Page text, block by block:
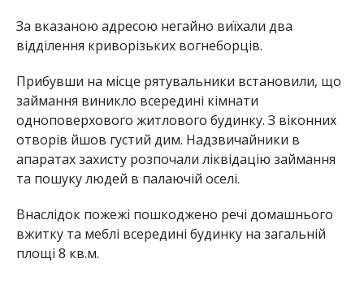
За вказаною адресою негайно виїхали два
відділення криворізьких вогнеборців.
Прибувши на місце рятувальники встановили, що
займання виникло всередині кімнати
одноповерхового житлового будинку. З віконних
отворів йшов густий дим. Надзвичайники в
апаратах захисту розпочали ліквідацію займання
та пошуку людей в палаючій оселі.
Внаслідок пожежі пошкоджено речі домашнього
вжитку та меблі всередині будинку на загальній
площі 8 кв.м.